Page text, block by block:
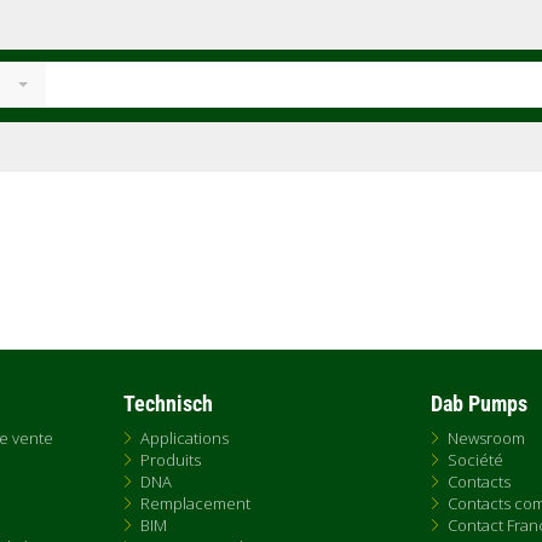
vente
Technisch
Applications
Produits
DNA
Remplacement
BIM
Dab Pumps
Newsroom
Société
Contacts
Contacts
Contact